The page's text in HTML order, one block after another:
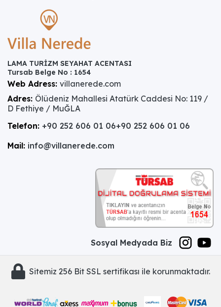
LAMA TURİZM SEYAHAT ACENTASI
Tursab Belge No : 1654
Web Adress: villanerede.com
Adres: Ölüdeniz Mahallesi Atatürk Caddesi No: 119 /
D Fethiye / MuĞLA
Telefon: +90 252 606 01 06+90 252 606 01 06
Mail: info@villanerede.com
Sosyal Medyada Biz
Sitemiz 256 Bit SSL sertifikası ile korunmaktadır.